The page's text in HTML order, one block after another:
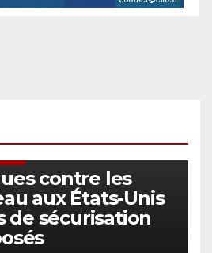
contre les
aux États-Unis
de sécurisation